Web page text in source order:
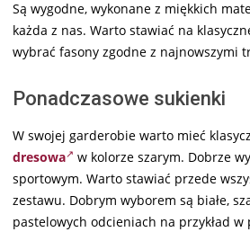
Są wygodne, wykonane z miękkich
każda z nas. Warto stawiać na
wybrać fasony zgodne z najnowszymi
Ponadczasowe sukienki
W swojej garderobie warto mieć
dresowa
w kolorze szarym. Dobrze
sportowym. Warto stawiać przede
zestawu. Dobrym wyborem są białe,
pastelowych odcieniach na przykład